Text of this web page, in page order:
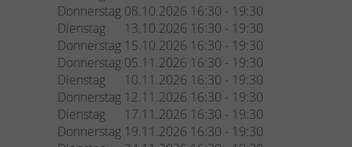
Donnerstag 08.10.2026 16:30 - 19:30
Dienstag
13.10.2026 16:30 - 19:30
Donnerstag 15.10.2026 16:30 - 19:30
Donnerstag 05.11.2026 16:30 - 19:30
Dienstag
10.11.2026 16:30 - 19:30
Donnerstag 12.11.2026 16:30 - 19:30
Dienstag
17.11.2026 16:30 - 19:30
Donnerstag 19.11.2026 16:30 - 19:30